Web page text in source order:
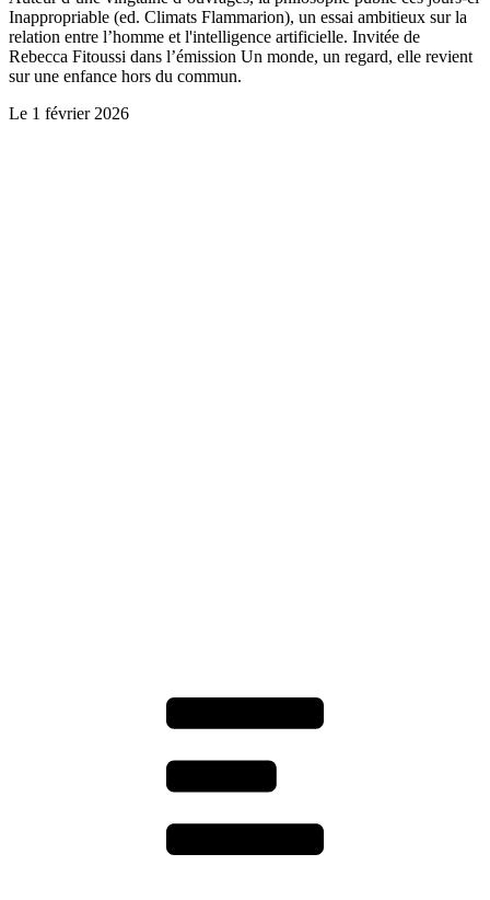
Inappropriable (ed. Climats Flammarion), un essai ambitieux sur la
relation entre l’homme et l'intelligence artificielle. Invitée de
Rebecca Fitoussi dans l’émission Un monde, un regard, elle revient
sur une enfance hors du commun.
Le 1 février 2026